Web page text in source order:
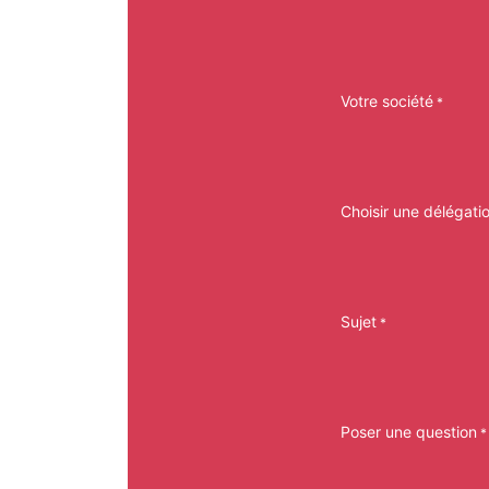
Votre société *
Choisir une
Sujet *
Poser une question *